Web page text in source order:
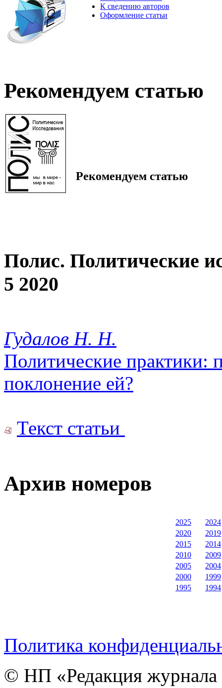
К сведению авторов
Оформление статьи
Рекомендуем статью
Рекомендуем статью
Полис. Политические
5 2020
Гудалов Н. Н.
Политические практики:
поклонение ей?
Текст статьи
Архив номеров
2025
2024
2020
2019
2015
2014
2010
2009
2005
2004
2000
1999
1995
1994
Политика
© НП «Редакция